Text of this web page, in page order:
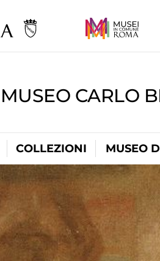
MUSEO CARLO
COLLEZIONI MUSEO